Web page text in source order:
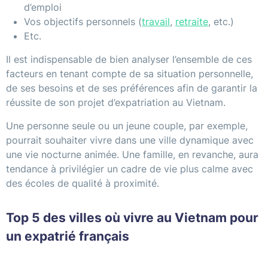
d’emploi
Vos objectifs personnels (travail, retraite, etc.)
Etc.
Il est indispensable de bien analyser l’ensemble de ces
facteurs en tenant compte de sa situation personnelle,
de ses besoins et de ses préférences afin de garantir la
réussite de son projet d’expatriation au Vietnam.
Une personne seule ou un jeune couple, par exemple,
pourrait souhaiter vivre dans une ville dynamique avec
une vie nocturne animée. Une famille, en revanche, aura
tendance à privilégier un cadre de vie plus calme avec
des écoles de qualité à proximité.
Top 5 des villes où vivre au Vietnam pour
un expatrié français